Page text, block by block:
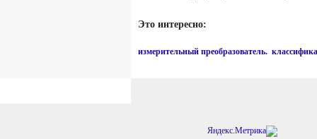
Это интересно:
измерительный преобразователь.